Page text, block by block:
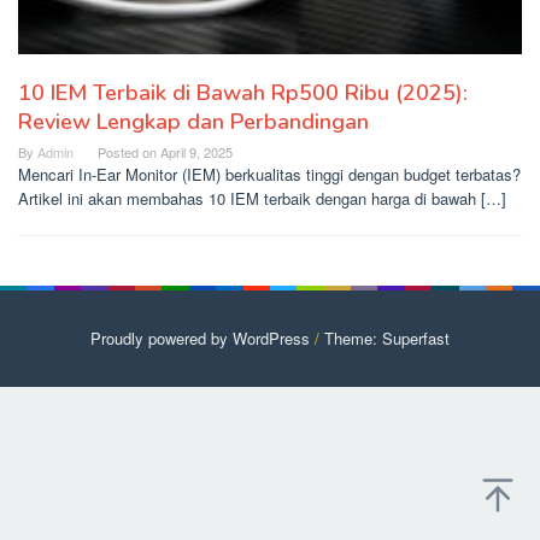
10 IEM Terbaik di Bawah Rp500 Ribu (2025):
Review Lengkap dan Perbandingan
By Admin Posted onApril 9, 2025
Mencari In-Ear Monitor (IEM) berkualitas tinggi dengan budget terbatas?
Artikel ini akan membahas 10 IEM terbaik dengan harga di bawah […]
Proudly powered by WordPress / Theme: Superfast